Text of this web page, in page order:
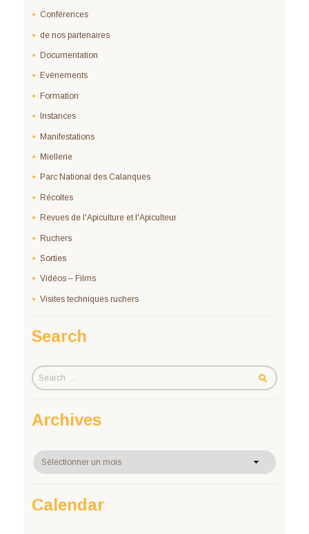
Conférences
de nos partenaires
Documentation
Evénements
Formation
Instances
Manifestations
Miellerie
Parc National des Calanques
Récoltes
Revues de l'Apiculture et l'Apiculteur
Ruchers
Sorties
Vidéos – Films
Visites techniques ruchers
Search
Archives
Archives
Calendar